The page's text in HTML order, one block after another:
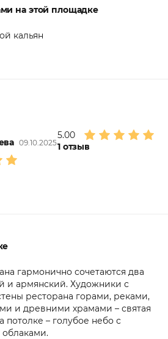
на этой площадке
кальян
5.00
1отзыв
09.10.2025
гармонично сочетаются два
и армянский. Художники с
ресторана горами, реками,
и древними храмами – святая
– голубое небо с